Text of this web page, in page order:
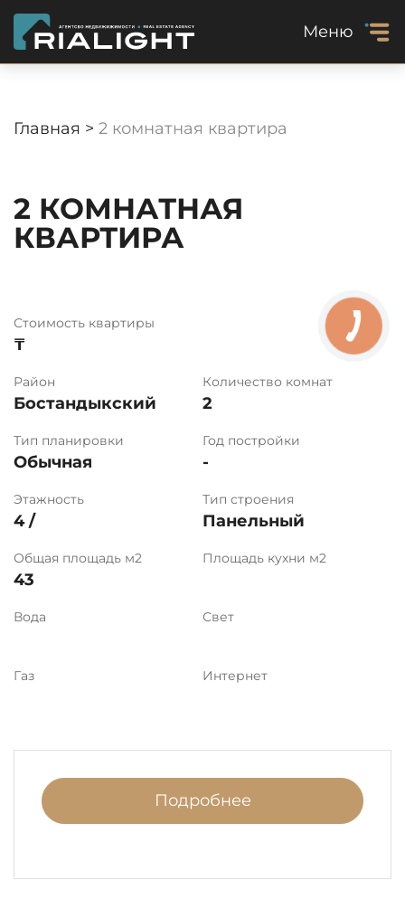
Меню
Главная > 2 комнатная квартира
2 КОМНАТНАЯ
КВАРТИРА
Стоимость квартиры
₸
Район
Бостандыкский
Количество комнат
2
Тип планировки
Обычная
Год постройки
-
Этажность
4 /
Тип строения
Панельный
Общая площадь м2
43
Площадь кухни м2
Вода Свет
Газ Интернет
Подробнее